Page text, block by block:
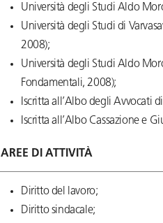
Università degli Studi Aldo
Università degli Studi di
2008);
Università degli Studi Aldo
Fondamentali, 2008);
Iscritta all’Albo degli Avvocati
Iscritta all’Albo Cassazione e
AREE DI ATTIVITÀ
Diritto del lavoro;
Diritto sindacale;